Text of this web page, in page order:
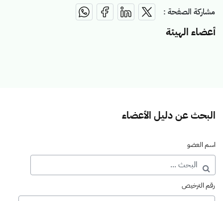
مشاركة الصفحة :
أعضاء الهيئة
البحث عن دليل الأعضاء
اسم العضو
رقم الترخيص